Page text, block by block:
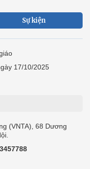
Sự kiện
17/10/2025
(VNTA), 68 Dương